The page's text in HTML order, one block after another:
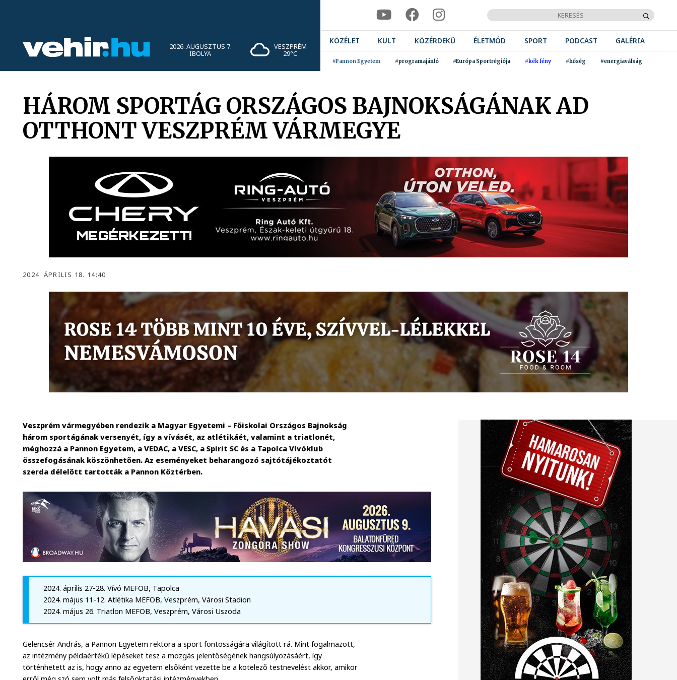
2026. AUGUSZTUS 7.
IBOLYA
VESZPRÉM
29°C
KÖZÉLET KULT KÖZÉRDEKŰ ÉLETMÓD SPORT PODCAST GALÉRIA
#Pannon Egyetem #programajánló #Európa Sportrégiója #kék fény #hőség #energiaválság
HÁROM SPORTÁG ORSZÁGOS BAJNOKSÁGÁNAK AD
OTTHONT VESZPRÉM VÁRMEGYE
2024. ÁPRILIS 18. 14:40
Veszprém vármegyében rendezik a Magyar Egyetemi – Főiskolai Országos Bajnokság
három sportágának versenyét, így a vívásét, az atlétikáét, valamint a triatlonét,
méghozzá a Pannon Egyetem, a VEDAC, a VESC, a Spirit SC és a Tapolca Vívóklub
összefogásának köszönhetően. Az eseményeket beharangozó sajtótájékoztatót
szerda délelőtt tartották a Pannon Köztérben.
2024. április 27-28. Vívó MEFOB, Tapolca
2024. május 11-12. Atlétika MEFOB, Veszprém, Városi Stadion
2024. május 26. Triatlon MEFOB, Veszprém, Városi Uszoda
Gelencsér András, a Pannon Egyetem rektora a sport fontosságára világított rá. Mint fogalmazott,
az intézmény példaértékű lépéseket tesz a mozgás jelentőségének hangsúlyozásáért, így
történhetett az is, hogy anno az egyetem elsőként vezette be a kötelező testnevelést akkor, amikor